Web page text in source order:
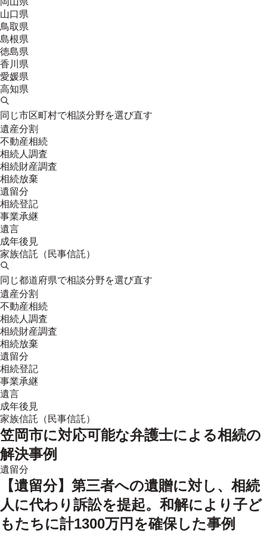
山口県
鳥取県
島根県
徳島県
香川県
愛媛県
高知県
同じ市区町村で相談分野を選び直す
遺産分割
不動産相続
相続人調査
相続財産調査
相続放棄
遺留分
相続登記
事業承継
遺言
成年後見
家族信託（民事信託）
同じ都道府県で相談分野を選び直す
遺産分割
不動産相続
相続人調査
相続財産調査
相続放棄
遺留分
相続登記
事業承継
遺言
成年後見
家族信託（民事信託）
笠岡市に対応可能な弁護士による相続の
解決事例
遺留分
【遺留分】第三者への遺贈に対し、相続
人に代わり訴訟を提起。和解により子ど
もたちに計1300万円を確保した事例